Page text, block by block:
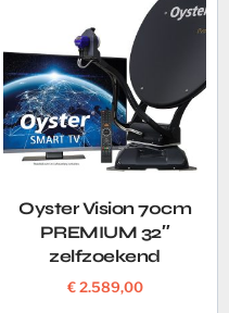
Oyster Vision 70cm
PREMIUM 32″
zelfzoekend
€2.589,00